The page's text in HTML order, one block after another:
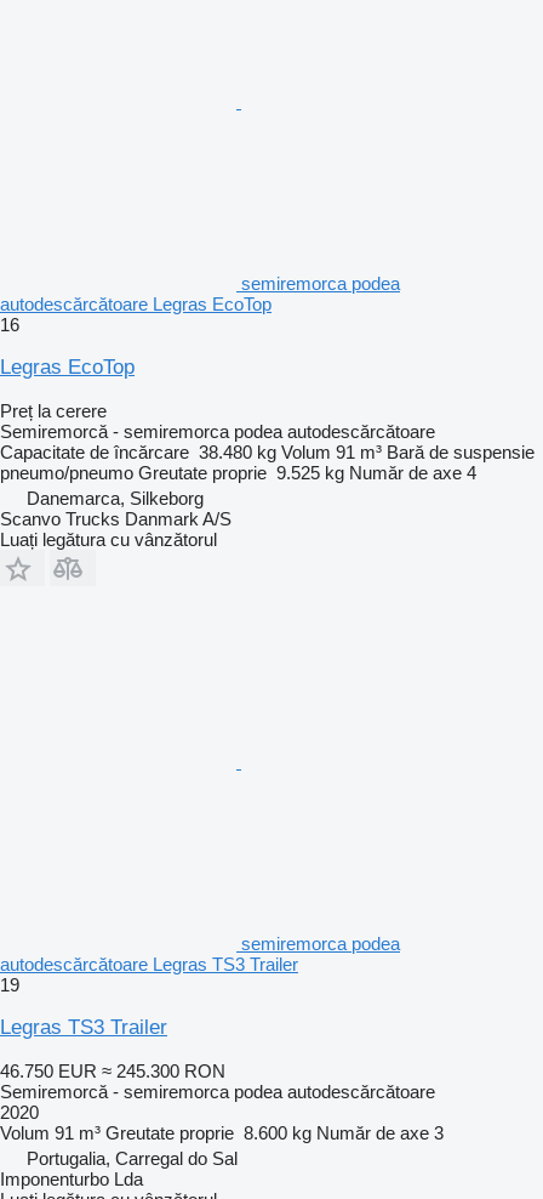
semiremorca podea
autodescărcătoare Legras EcoTop
16
Legras EcoTop
Preț la cerere
Semiremorcă - semiremorca podea autodescărcătoare
Capacitate de încărcare 38.480 kg Volum 91 m³ Bară de suspensie
pneumo/pneumo Greutate proprie 9.525 kg Număr de axe 4
Danemarca, Silkeborg
Scanvo Trucks Danmark A/S
Luați legătura cu vânzătorul
semiremorca podea
autodescărcătoare Legras TS3 Trailer
19
Legras TS3 Trailer
46.750 EUR ≈ 245.300 RON
Semiremorcă - semiremorca podea autodescărcătoare
2020
Volum 91 m³ Greutate proprie 8.600 kg Număr de axe 3
Portugalia, Carregal do Sal
Imponenturbo Lda